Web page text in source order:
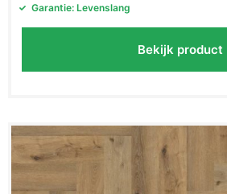
Garantie: Levenslang
Bekijk product